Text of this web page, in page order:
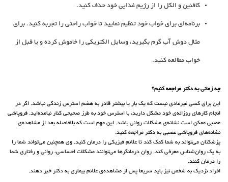
کافئین و الکل را از رژیم غذایی خود حذف کنید.
برنامه‌ای برای خواب خود تنظیم نمایید تا خواب راحتی را تجربه کنید. برای
مثال دوش آب گرم بگیرید، وسایل الکتریکی را خاموش کرده و یا قبل از
خواب مطالعه کنید.
چه زمانی به دکتر مراجعه کنیم؟
این برای کسی غیر‌عادی نیست که یک بار یا بیشتر قادر به هضم استرس زندگی نباشد. اگر در
انجام کار‌های روزانه‌ی خود مشکل دارید، با استرس خود به طرز صحیحی کنار نیامده‌اید. فروپاشی
عصبی ممکن است نشانه‌ی مشکلات روانی باشد. این مهم است که بلافاصله بعد از مشاهده‌ی
نشانه‌های فروپاشی عصبی به دکتر مراجعه کنید.
پزشکتان می‌تواند به شما کمک کند تا علائم فیزیکی را درمان کنید. وی همچنین می‌تواند شما را
به یک روان‌شناس معرفی کند. روان درمانگر‌ها می‌توانند مشکلات احساسی، روانی و رفتاری شما
را درمان کنند.
افراد نزدیک به شخص نیز باید سریعا پس از مشاهده‌ی علائم بیماری به دکتر خبر دهند.